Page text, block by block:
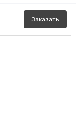
Заказать